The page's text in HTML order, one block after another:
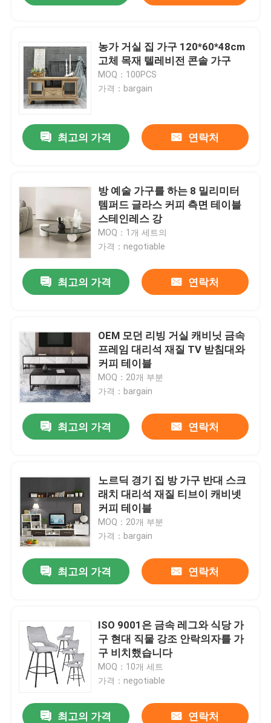
농가 거실 집 가구 120*60*48cm
고체 목재 텔레비전 콘솔 가구
MOQ：100PCS
가격：bargain
최고의 가격 연락처
방 예술 가구를 하는 8 밀리미터
템퍼드 글라스 커피 측면 테이블
스테인레스 강
MOQ：1개 세트의
가격：negotiable
최고의 가격 연락처
OEM 모던 리빙 거실 캐비닛 금속
프레임 대리석 재질 TV 받침대와
커피 테이블
MOQ：20개 부분
가격：bargain
최고의 가격 연락처
노르딕 경기 집 방 가구 반대 스크
래치 대리석 재질 티브이 캐비넷
커피 테이블
MOQ：20개 부분
가격：bargain
최고의 가격 연락처
ISO 9001은 금속 레그와 식당 가
구 현대 직물 강조 안락의자를 가
구 비치했습니다
MOQ：10개 세트
가격：negotiable
최고의 가격 연락처